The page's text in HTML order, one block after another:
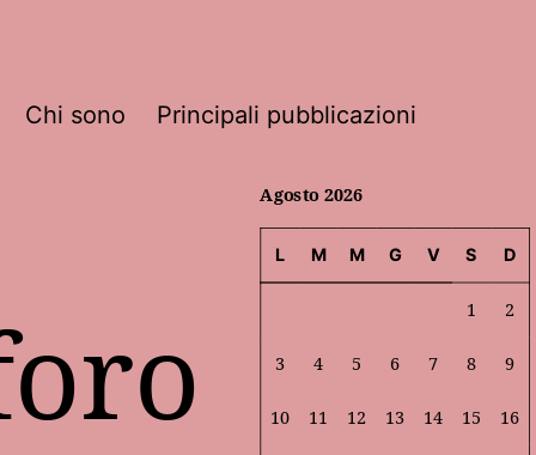
Chi sono Principali pubblicazioni
Agosto 2026
L M M G V S D
1 2
3 4 5 6 7 8 9
10 11 12 13 14 15 16